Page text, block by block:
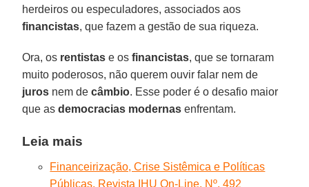
herdeiros ou especuladores, associados aos
financistas, que fazem a gestão de sua riqueza.
Ora, os rentistase os financistas, que se tornaram
muito poderosos, não querem ouvir falar nem de
juros nem decâmbio. Esse poder é o desafio maior
que asdemocracias modernas enfrentam.
Leia mais
Financeirização, Crise Sistêmica e Políticas
Públicas. Revista IHU On-Line, Nº. 492